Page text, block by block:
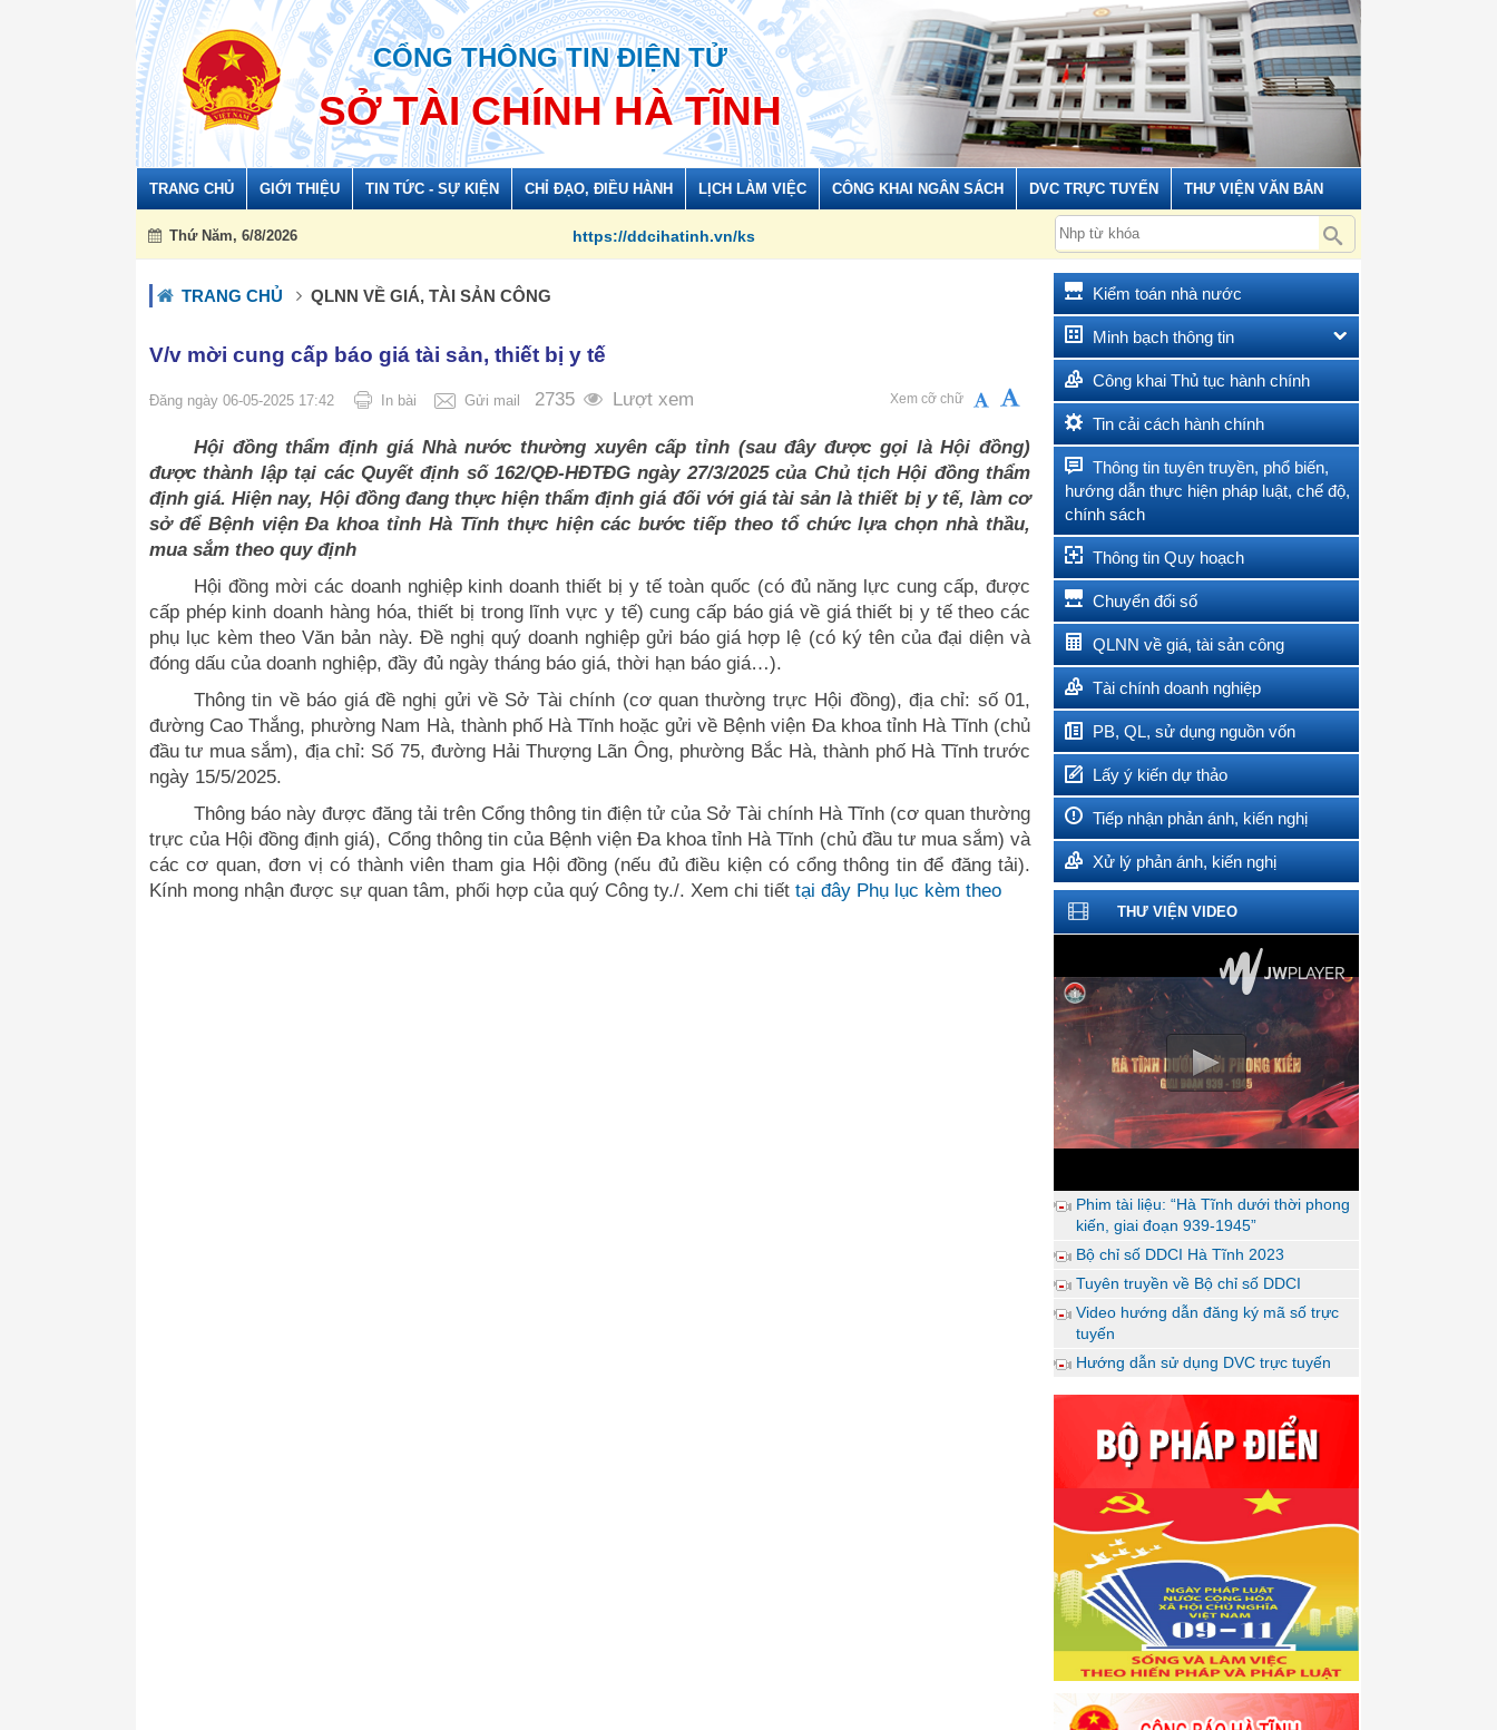
CỔNG THÔNG TIN ĐIỆN TỬ
SỞ TÀI CHÍNH HÀ TĨNH
TRANG CHỦ GIỚI THIỆU TIN TỨC - SỰ KIỆN CHỈ ĐẠO, ĐIỀU HÀNH LỊCH LÀM VIỆC CÔNG KHAI NGÂN SÁCH DVC TRỰC TUYẾN THƯ VIỆN VĂN BẢN
Thứ Năm, 6/8/2026 https://ddcihatinh.vn/ks
TRANG CHỦ QLNN VỀ GIÁ, TÀI SẢN CÔNG
V/v mời cung cấp báo giá tài sản, thiết bị y tế
Đăng ngày 06-05-2025 17:42 In bài Gửi mail 2735 Lượt xem Xem cỡ chữ
Hội đồng thẩm định giá Nhà nước thường xuyên cấp tỉnh (sau đây được gọi là Hội đồng)
được thành lập tại các Quyết định số 162/QĐ-HĐTĐG ngày 27/3/2025 của Chủ tịch Hội đồng thẩm
định giá. Hiện nay, Hội đồng đang thực hiện thẩm định giá đối với giá tài sản là thiết bị y tế, làm cơ
sở để Bệnh viện Đa khoa tỉnh Hà Tĩnh thực hiện các bước tiếp theo tổ chức lựa chọn nhà thầu,
mua sắm theo quy định
Hội đồng mời các doanh nghiệp kinh doanh thiết bị y tế toàn quốc (có đủ năng lực cung cấp, được
cấp phép kinh doanh hàng hóa, thiết bị trong lĩnh vực y tế) cung cấp báo giá về giá thiết bị y tế theo các
phụ lục kèm theo Văn bản này. Đề nghị quý doanh nghiệp gửi báo giá hợp lệ (có ký tên của đại diện và
đóng dấu của doanh nghiệp, đầy đủ ngày tháng báo giá, thời hạn báo giá…).
Thông tin về báo giá đề nghị gửi về Sở Tài chính (cơ quan thường trực Hội đồng), địa chỉ: số 01,
đường Cao Thắng, phường Nam Hà, thành phố Hà Tĩnh hoặc gửi về Bệnh viện Đa khoa tỉnh Hà Tĩnh (chủ
đầu tư mua sắm), địa chỉ: Số 75, đường Hải Thượng Lãn Ông, phường Bắc Hà, thành phố Hà Tĩnh trước
ngày 15/5/2025.
Thông báo này được đăng tải trên Cổng thông tin điện tử của Sở Tài chính Hà Tĩnh (cơ quan thường
trực của Hội đồng định giá), Cổng thông tin của Bệnh viện Đa khoa tỉnh Hà Tĩnh (chủ đầu tư mua sắm) và
các cơ quan, đơn vị có thành viên tham gia Hội đồng (nếu đủ điều kiện có cổng thông tin để đăng tải).
Kính mong nhận được sự quan tâm, phối hợp của quý Công ty./. Xem chi tiết tại đây Phụ lục kèm theo
Kiểm toán nhà nước
Minh bạch thông tin
Công khai Thủ tục hành chính
Tin cải cách hành chính
Thông tin tuyên truyền, phổ biến,
hướng dẫn thực hiện pháp luật, chế độ,
chính sách
Thông tin Quy hoạch
Chuyển đổi số
QLNN về giá, tài sản công
Tài chính doanh nghiệp
PB, QL, sử dụng nguồn vốn
Lấy ý kiến dự thảo
Tiếp nhận phản ánh, kiến nghị
Xử lý phản ánh, kiến nghị
THƯ VIỆN VIDEO
Phim tài liệu: “Hà Tĩnh dưới thời phong
kiến, giai đoạn 939-1945”
Bộ chỉ số DDCI Hà Tĩnh 2023
Tuyên truyền về Bộ chỉ số DDCI
Video hướng dẫn đăng ký mã số trực
tuyến
Hướng dẫn sử dụng DVC trực tuyến
Đã kết nối EMC